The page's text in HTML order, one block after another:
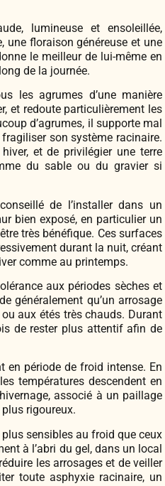
lumineuse et ensoleillée,
une floraison généreuse et une
le meilleur de lui-même en
de la journée.
les agrumes d’une manière
et redoute particulièrement les
d’agrumes, il supporte mal
fragiliser son système racinaire.
et de privilégier une terre
du sable ou du gravier si
de l’installer dans un
bien exposé, en particulier un
très bénéfique. Ces surfaces
durant la nuit, créant
comme au printemps.
aux périodes sèches et
généralement qu’un arrosage
aux étés très chauds. Durant
de rester plus attentif afin de
en période de froid intense. En
températures descendent en
associé à un paillage
rigoureux.
sensibles au froid que ceux
à l’abri du gel, dans un local
les arrosages et de veiller
toute asphyxie racinaire, un